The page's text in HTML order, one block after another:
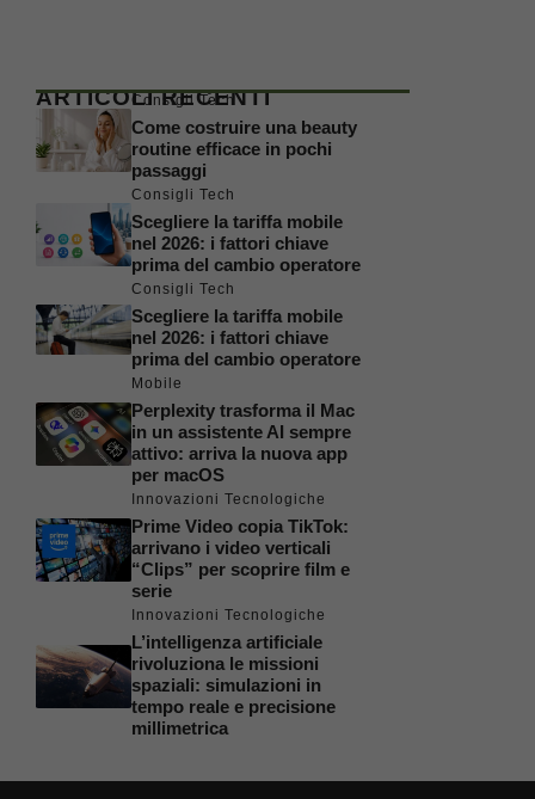
ARTICOLI RECENTI
Consigli Tech
Come costruire una beauty
routine efficace in pochi
passaggi
Consigli Tech
Scegliere la tariffa mobile
nel 2026: i fattori chiave
prima del cambio operatore
Consigli Tech
Scegliere la tariffa mobile
nel 2026: i fattori chiave
prima del cambio operatore
Mobile
Perplexity trasforma il Mac
in un assistente AI sempre
attivo: arriva la nuova app
per macOS
Innovazioni Tecnologiche
Prime Video copia TikTok:
arrivano i video verticali
“Clips” per scoprire film e
serie
Innovazioni Tecnologiche
L’intelligenza artificiale
rivoluziona le missioni
spaziali: simulazioni in
tempo reale e precisione
millimetrica